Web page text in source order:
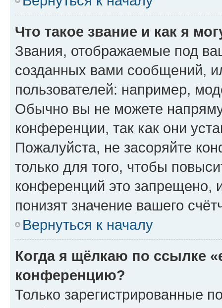
Что такое звание и как я
Звания, отображаемые под
созданных вами сообщений,
пользователей: например,
Обычно вы не можете
конференции, так как они
Пожалуйста, не засоряйте
только для того, чтобы
конференций это запрещено,
понизят значение вашего
Вернуться к началу
Когда я щёлкаю по ссылке
конференцию?
Только зарегистрированные